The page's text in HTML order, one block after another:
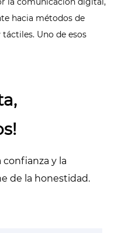
hacia métodos de
Uno de esos
confianza y la
de la honestidad.